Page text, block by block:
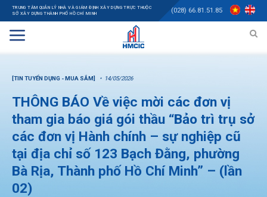
TRUNG TÂM QUẢN LÝ NHÀ VÀ GIÁM ĐỊNH XÂY DỰNG TRỰC THUỘC
SỞ XÂY DỰNG THÀNH PHỐ HỒ CHÍ MINH
(028) 66.81.51.85
[TIN TUYỂN DỤNG - MUA SẮM] 14/05/2026
THÔNG BÁO Về việc mời các đơn vị
tham gia báo giá gói thầu “Bảo trì trụ sở
các đơn vị Hành chính – sự nghiệp cũ
tại địa chỉ số 123 Bạch Đằng, phường
Bà Rịa, Thành phố Hồ Chí Minh” – (lần
02)